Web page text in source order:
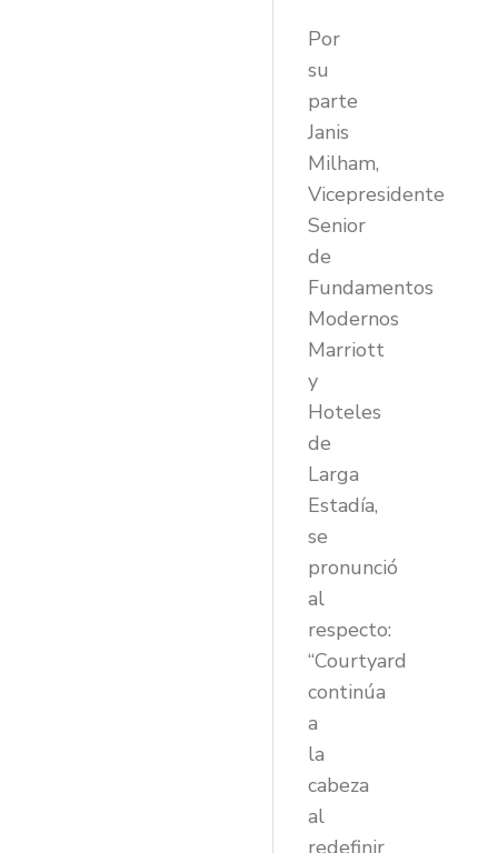
Por
su
parte
Janis
Milham,
Vicepresidente
Senior
de
Fundamentos
Modernos
Marriott
y
Hoteles
de
Larga
Estadía,
se
pronunció
al
respecto:
“Courtyard
continúa
a
la
cabeza
al
redefinir